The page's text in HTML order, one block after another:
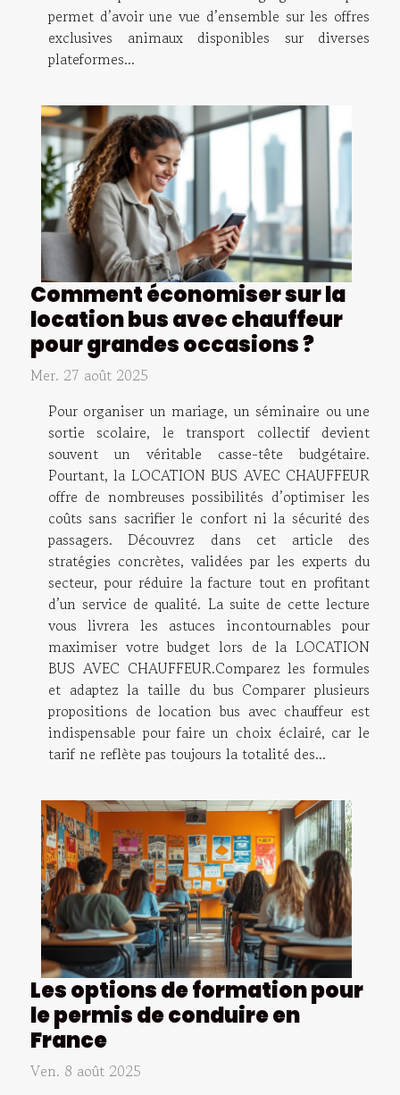
permet d’avoir une vue d’ensemble sur les offres
exclusives animaux disponibles sur diverses
plateformes...
Comment économiser sur la
location bus avec chauffeur
pour grandes occasions ?
Mer. 27 août 2025
Pour organiser un mariage, un séminaire ou une
sortie scolaire, le transport collectif devient
souvent un véritable casse-tête budgétaire.
Pourtant, la LOCATION BUS AVEC CHAUFFEUR
offre de nombreuses possibilités d’optimiser les
coûts sans sacrifier le confort ni la sécurité des
passagers. Découvrez dans cet article des
stratégies concrètes, validées par les experts du
secteur, pour réduire la facture tout en profitant
d’un service de qualité. La suite de cette lecture
vous livrera les astuces incontournables pour
maximiser votre budget lors de la LOCATION
BUS AVEC CHAUFFEUR.Comparez les formules
et adaptez la taille du bus Comparer plusieurs
propositions de location bus avec chauffeur est
indispensable pour faire un choix éclairé, car le
tarif ne reflète pas toujours la totalité des...
Les options de formation pour
le permis de conduire en
France
Ven. 8 août 2025